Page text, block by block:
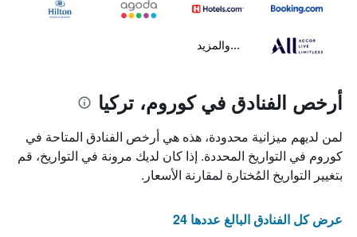
...والمزيد
أرخص الفنادق في كوروم، تركيا
لمن لديهم ميزانية محدودة، هذه هي أرخص الفنادق المتاحة في
كوروم في التواريخ المحددة. إذا كان لديك مرونة في التواريخ، قم
بتغيير التواريخ المُختارة لمقارنة الأسعار.
عرض كل الفنادق البالغ عددها 24